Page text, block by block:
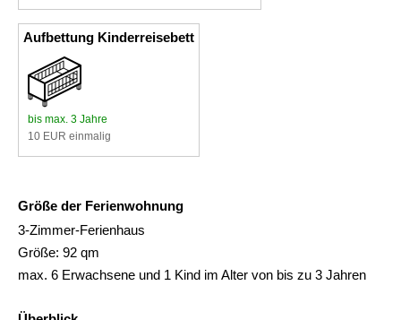
Aufbettung Kinderreisebett
bis max. 3 Jahre
10 EUR einmalig
Größe der Ferienwohnung
3-Zimmer-Ferienhaus
Größe: 92 qm
max. 6 Erwachsene und 1 Kind im Alter von bis zu 3 Jahren